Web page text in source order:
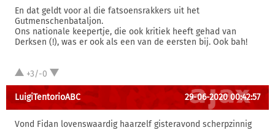
En dat geldt voor al die fatsoensrakkers uit het
Gutmenschenbataljon.
Ons nationale keepertje, die ook kritiek heeft gehad van
Derksen (!), was er ook als een van de eersten bij. Ook bah!
+3/-0
LuigiTentorioABC 29-06-2020 00:42:57
Vond Fidan lovenswaardig haarzelf gisteravond scherpzinnig